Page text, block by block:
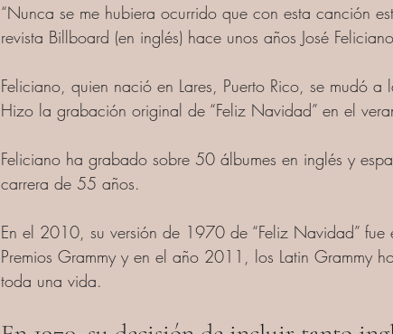
“Nunca se me hubiera ocurrido que con esta canción
revista Billboard (en inglés) hace unos años José
Feliciano, quien nació en Lares, Puerto Rico, se mudó
Hizo la grabación original de “Feliz Navidad” en el
Feliciano ha grabado sobre 50 álbumes en inglés y
carrera de 55 años.
En el 2010, su versión de 1970 de “Feliz Navidad”
Premios Grammy y en el año 2011, los Latin Grammy
toda una vida.